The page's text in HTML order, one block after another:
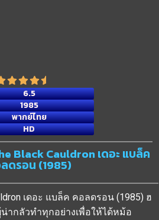
6.5
1985
พากย์ไทย
HD
Black Cauldron เดอะ แบล็ค
ดรอน (1985)
เดอะ แบล็ค คอลดรอน (1985) ฮ
ากลัวทำทุกอย่างเพื่อให้ได้หม้อ